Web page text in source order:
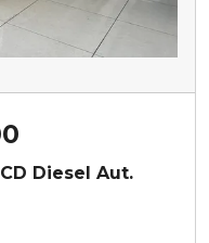
Diesel Aut.